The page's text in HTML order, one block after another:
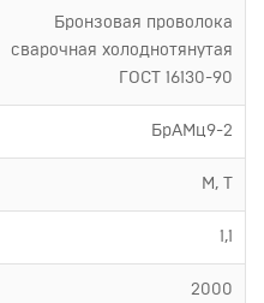
Бронзовая проволока
сварочная холоднотянутая
ГОСТ 16130-90
БрАМц9-2
М, Т
1,1
2000